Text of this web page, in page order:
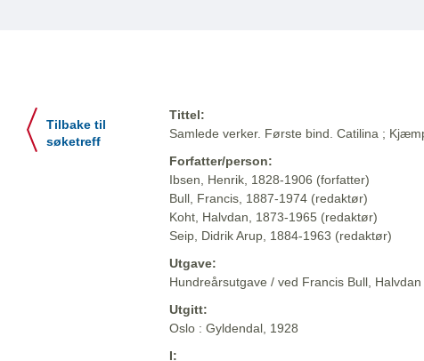
Tilbake til
søketreff
Tittel:
Samlede verker. Første bind. Catilina ;
Forfatter/person:
Ibsen, Henrik, 1828-1906 (forfatter)
Bull, Francis, 1887-1974 (redaktør)
Koht, Halvdan, 1873-1965 (redaktør)
Seip, Didrik Arup, 1884-1963 (redaktør)
Utgave:
Hundreårsutgave / ved Francis Bull,
Utgitt:
Oslo : Gyldendal, 1928
I: